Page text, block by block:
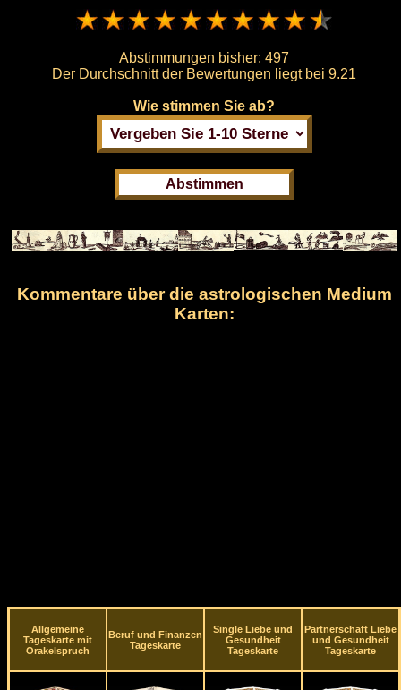
Abstimmungen bisher: 497
Der Durchschnitt der Bewertungen liegt bei 9.21
Wie stimmen Sie ab?
Kommentare über die astrologischen Medium
Karten:
Allgemeine
Tageskarte mit
Orakelspruch
Beruf und Finanzen
Tageskarte
Single Liebe und
Gesundheit
Tageskarte
Partnerschaft Liebe
und Gesundheit
Tageskarte